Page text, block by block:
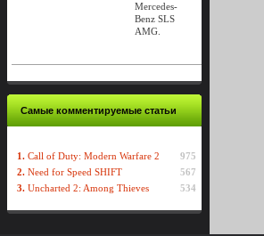
Mercedes-
Benz SLS
AMG.
Самые комментируемые статьи
1. Call of Duty: Modern Warfare 2
975
2. Need for Speed SHIFT
567
3. Uncharted 2: Among Thieves 534